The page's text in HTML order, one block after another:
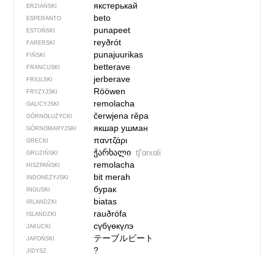
ERZIAŃSKI якстерькай
ESPERANTO beto
ESTOŃSKI punapeet
FARERSKI reyðrót
FIŃSKI punajuurikas
FRANCUSKI betterave
FRIULSKI jerberave
FRYZYJSKI Rööwen
GALICYJSKI remolacha
GÓRNOŁUŻYCKI čerwjena rěpa
GÓRNOMARYJSKI якшар ушман
GRECKI παντζάρι
GRUZIŃSKI ჭარხალი tʃʼɑrxɑli
HISZPAŃSKI remolacha
INDONEZYJSKI bit merah
INGUSKI бурак
IRLANDZKI biatas
ISLANDZKI rauðrófa
JAKUCKI сүбүөкүлэ
JAPOŃSKI テーブルビート
JIDYSZ ?